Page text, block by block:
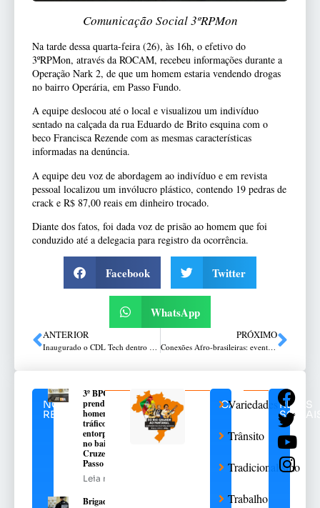
Comunicação Social 3ºRPMon
Na tarde dessa quarta-feira (26), às 16h, o efetivo do
3ºRPMon, através da ROCAM, recebeu informações durante a
Operação Nark 2, de que um homem estaria vendendo drogas
no bairro Operária, em Passo Fundo.
A equipe deslocou até o local e visualizou um indivíduo
sentado na calçada da rua Eduardo de Brito esquina com o
beco Francisca Rezende com as mesmas características
informadas na denúncia.
A equipe deu voz de abordagem ao indivíduo e em revista
pessoal localizou um invólucro plástico, contendo 19 pedras de
crack e R$ 87,00 reais em dinheiro trocado.
Diante dos fatos, foi dada voz de prisão ao homem que foi
conduzido até a delegacia para registro da ocorrência.
Facebook Twitter
WhatsApp
ANTERIOR
Inaugurado o CDL Tech dentro da UPF Parque
PRÓXIMO
Conexões Afro-brasileiras: evento apresenta moda, diversidade e inclusão em Passo Fundo
NOTÍCIAS
RELACIONADAS
3º BPChq
prende
homem por
tráfico de
entorpecentes
no bairro
Cruzeiro, em
Passo Fundo
Leia mais
Brigada
CATEGORIAS
Variedades
Trânsito
Tradicionalismo
Trabalho
REDES